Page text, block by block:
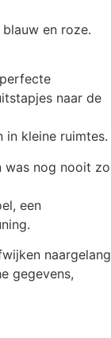
en roze.
naar de
kleine ruimtes.
was nog nooit zo
een
naargelang
gegevens,